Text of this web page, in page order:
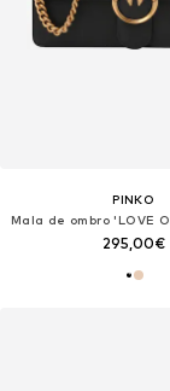
PINKO
Mala de ombro 'LOVE
295,00€